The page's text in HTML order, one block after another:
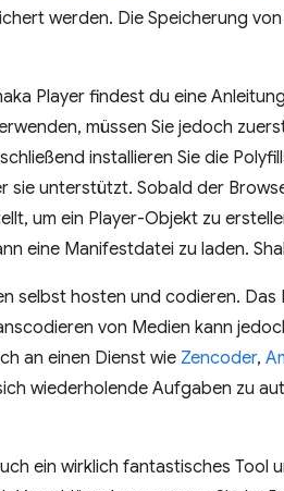
werden. Die Speicherung
Player findest du eine
müssen Sie jedoch
installieren Sie die
unterstützt. Sobald der
um ein Player-Objekt zu
eine Manifestdatei zu laden.
selbst hosten und codieren.
von Medien kann
an einen Dienst wie Zencoder,
wiederholende Aufgaben zu
ein wirklich fantastisches Tool